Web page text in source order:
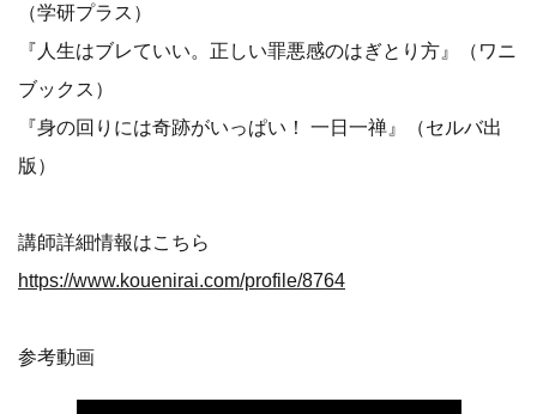
（学研プラス）
『人生はブレていい。正しい罪悪感のはぎとり方』（ワニ
ブックス）
『身の回りには奇跡がいっぱい！ 一日一禅』（セルバ出
版）
講師詳細情報はこちら
https://www.kouenirai.com/profile/8764
参考動画